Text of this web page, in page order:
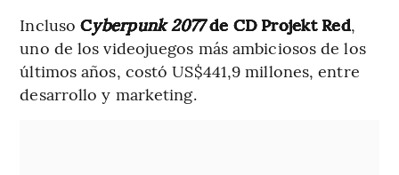
InclusoCyberpunk 2077de CD Projekt Red,
uno de los videojuegos más ambiciosos de los
últimos años, costó US$441,9 millones, entre
desarrollo y marketing.